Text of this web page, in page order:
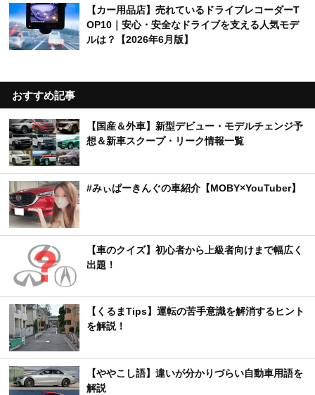
【カー用品店】売れているドライブレコーダーT
OP10｜安心・安全なドライブを支える人気モデ
ルは？【2026年6月版】
おすすめ記事
【国産＆外車】新型デビュー・モデルチェンジ予
想＆新車スクープ・リーク情報一覧
#みぃぱーきんぐの車紹介【MOBY×YouTuber】
【車のクイズ】初心者から上級者向けまで幅広く
出題！
【くるまTips】運転の苦手意識を解消するヒント
を解説！
【ややこし語】違いが分かりづらい自動車用語を
解説